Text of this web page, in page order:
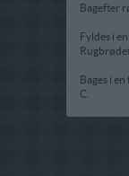
Bagefter
Fyldes i
Bages i
C.